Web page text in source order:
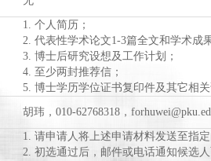
1. 个人简历；
2. 代表性学术论文1-3篇全文和学术成
3. 博士后研究设想及工作计划；
4. 至少两封推荐信；
5. 博士学历学位证书复印件及其它相关
胡玮，010-62768318，
1. 请申请人将上述申请材料发送至指定
2. 初选通过后，邮件或电话通知候选人